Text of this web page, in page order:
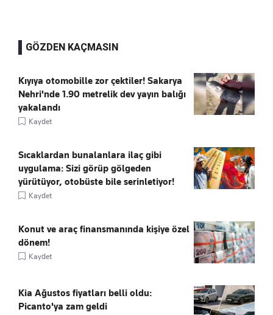
GÖZDEN KAÇMASIN
Kıyıya otomobille zor çektiler! Sakarya
Nehri'nde 1.90 metrelik dev yayın balığı
yakalandı
Kaydet
Sıcaklardan bunalanlara ilaç gibi
uygulama: Sizi görüp gölgeden
yürütüyor, otobüste bile serinletiyor!
Kaydet
Konut ve araç finansmanında kişiye özel
dönem!
Kaydet
Kia Ağustos fiyatları belli oldu:
Picanto'ya zam geldi